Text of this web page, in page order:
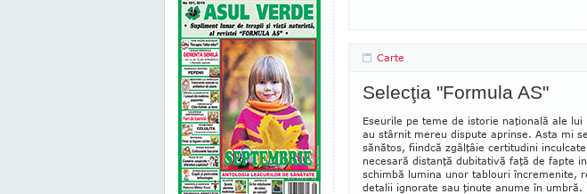
Carte
Selecţia "Formula AS"
Eseurile pe teme de istorie naţională ale lui
au stârnit mereu dispute aprinse. Asta mi
sănătos, fiindcă zgâlţâie certitudini
necesară distanţă dubitativă faţă de fapte
schimbă lumina unor tablouri încremenite,
detalii ignorate sau ţinute anume în umbră.